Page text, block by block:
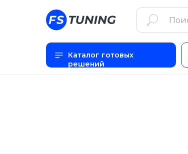
Каталог готовых
решений